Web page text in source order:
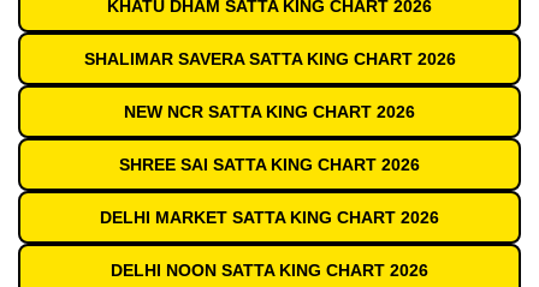
KHATU DHAM SATTA KING CHART 2026
SHALIMAR SAVERA SATTA KING CHART 2026
NEW NCR SATTA KING CHART 2026
SHREE SAI SATTA KING CHART 2026
DELHI MARKET SATTA KING CHART 2026
DELHI NOON SATTA KING CHART 2026